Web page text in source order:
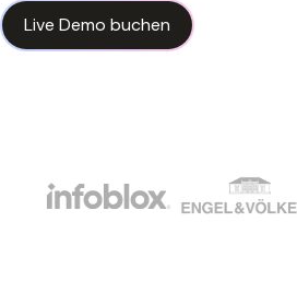
Live Demo buchen